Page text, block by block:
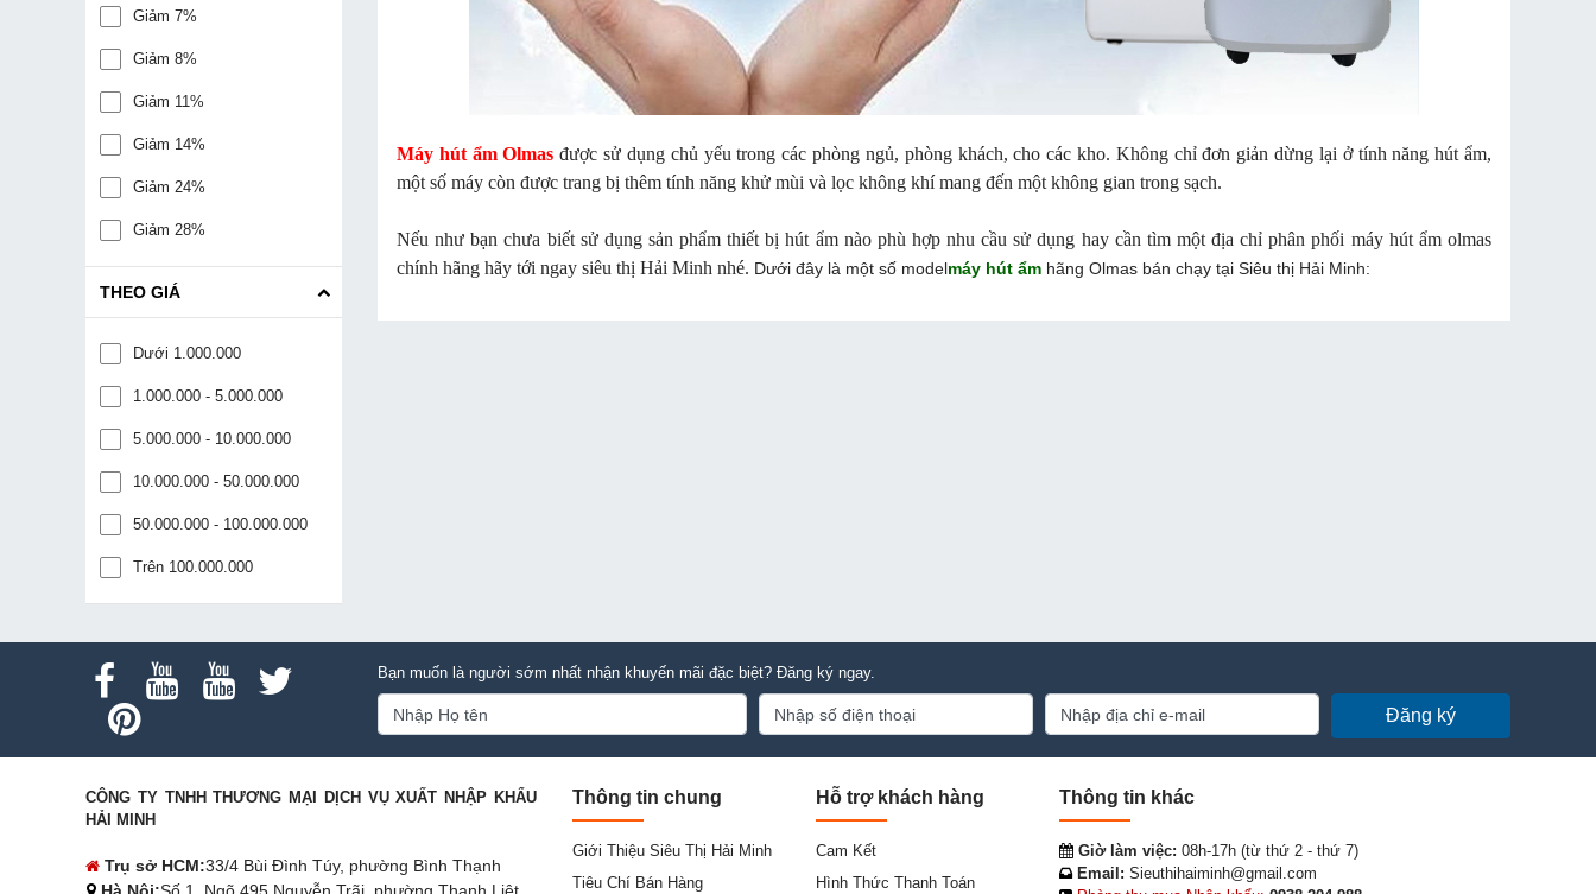
Máy hút ẩm Olmas được sử dụng chủ yếu trong các phòng ngủ, phòng khách, cho các kho. Không chỉ đơn giản dừng lại ở tính năng hút ẩm,
một số máy còn được trang bị thêm tính năng khử mùi và lọc không khí mang đến một không gian trong sạch.
Nếu như bạn chưa biết sử dụng sản phẩm thiết bị hút ẩm nào phù hợp nhu cầu sử dụng hay cần tìm một địa chỉ phân phối máy hút ẩm olmas
chính hãng hãy tới ngay siêu thị Hải Minh nhé. Dưới đây là một số modelmáy hút ẩm hãng Olmas bán chạy tại Siêu thị Hải Minh:
Giảm 7%
Giảm 8%
Giảm 11%
Giảm 14%
Giảm 24%
Giảm 28%
THEO GIÁ
Dưới 1.000.000
1.000.000 - 5.000.000
5.000.000 - 10.000.000
10.000.000 - 50.000.000
50.000.000 - 100.000.000
Trên 100.000.000
Bạn muốn là người sớm nhất nhận khuyến mãi đặc biệt? Đăng ký ngay.
Đăng ký
CÔNG TY TNHH THƯƠNG MẠI DỊCH VỤ XUẤT NHẬP KHẨU
HẢI MINH
Trụ sở HCM:33/4 Bùi Đình Túy, phường Bình Thạnh
Thông tin chung
Giới Thiệu Siêu Thị Hải Minh
Tiêu Chí Bán Hàng
Hỗ trợ khách hàng
Cam Kết
Hình Thức Thanh Toán
Thông tin khác
Giờ làm việc: 08h-17h (từ thứ 2 - thứ 7)
Email: Sieuthihaiminh@gmail.com